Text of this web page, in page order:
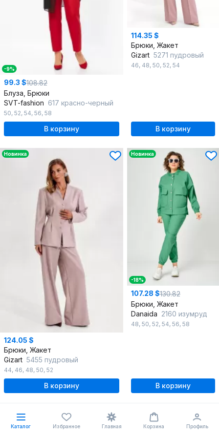
-9%
99.3 $108.82
Блуза, Брюки
SVT-fashion 617 красно-черный
50, 52, 54, 56, 58
В корзину
114.35 $
Брюки, Жакет
Gizart 5271 пудровый
46, 48, 50, 52, 54
В корзину
Новинка
124.05 $
Брюки, Жакет
Gizart 5455 пудровый
44, 46, 48, 50, 52
В корзину
Новинка
-18%
107.28 $130.82
Брюки, Жакет
Danaida 2160 изумруд
48, 50, 52, 54, 56, 58
В корзину
Каталог Избранное Главная Корзина Профиль